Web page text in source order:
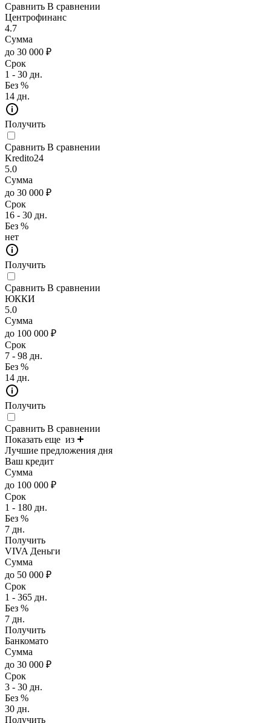
Сравнить В сравнении
Центрофинанс
4.7
Сумма
до 30 000 ₽
Срок
1 - 30 дн.
Без %
14 дн.
Получить
Сравнить В сравнении
Kredito24
5.0
Сумма
до 30 000 ₽
Срок
16 - 30 дн.
Без %
нет
Получить
Сравнить В сравнении
ЮККИ
5.0
Сумма
до 100 000 ₽
Срок
7 - 98 дн.
Без %
14 дн.
Получить
Сравнить В сравнении
Показать еще из
Лучшие предложения дня
Ваш кредит
Сумма
до 100 000 ₽
Срок
1 - 180 дн.
Без %
7 дн.
Получить
VIVA Деньги
Сумма
до 50 000 ₽
Срок
1 - 365 дн.
Без %
7 дн.
Получить
Банкомато
Сумма
до 30 000 ₽
Срок
3 - 30 дн.
Без %
30 дн.
Получить